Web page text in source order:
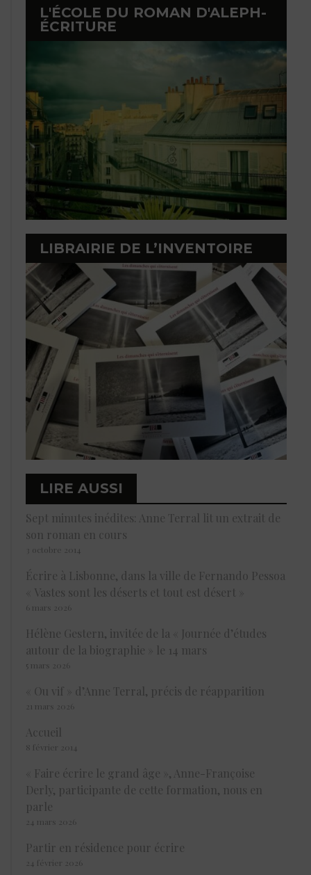
L'ÉCOLE DU ROMAN D'ALEPH-
ÉCRITURE
LIBRAIRIE DE L’INVENTOIRE
LIRE AUSSI
Sept minutes inédites: Anne Terral lit un extrait de
son roman en cours
3 octobre 2014
Écrire à Lisbonne, dans la ville de Fernando Pessoa
« Vastes sont les déserts et tout est désert »
6 mars 2026
Hélène Gestern, invitée de la « Journée d’études
autour de la biographie » le 14 mars
5 mars 2026
« Ou vif » d’Anne Terral, précis de réapparition
21 mars 2026
Accueil
8 février 2014
« Faire écrire le grand âge », Anne-Françoise
Derly, participante de cette formation, nous en
parle
24 mars 2026
Partir en résidence pour écrire
24 février 2026